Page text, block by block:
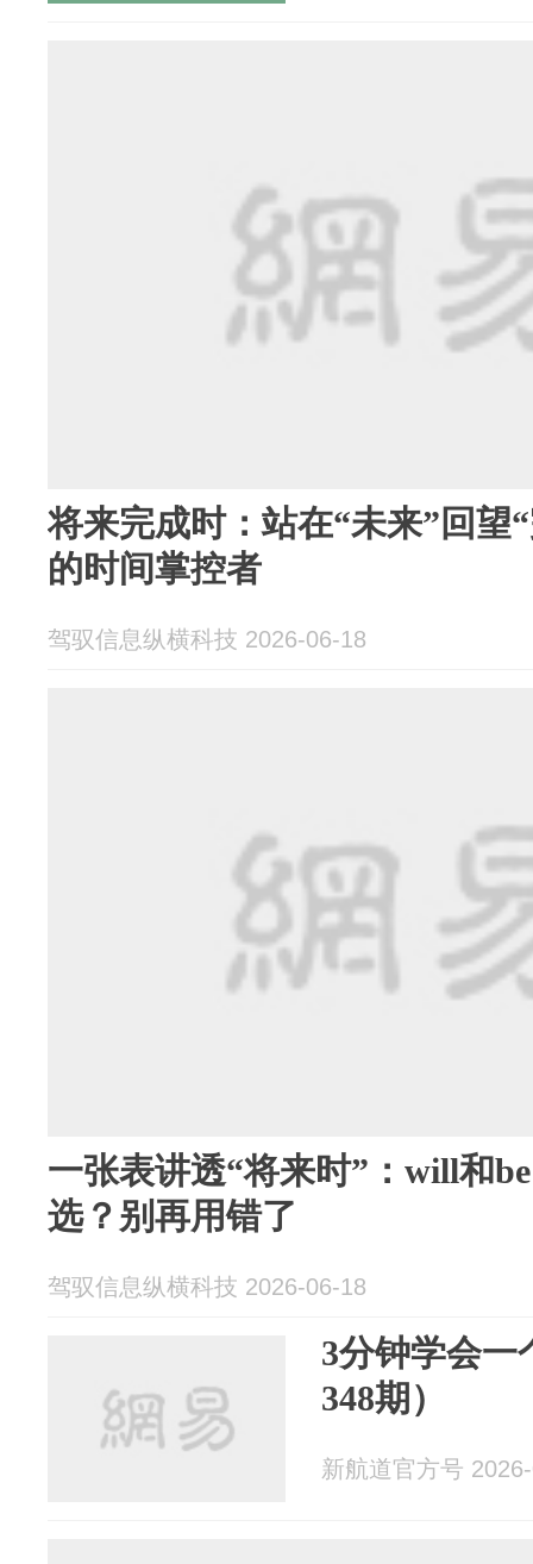
将来完成时：站在“未来”回望
的时间掌控者
驾驭信息纵横科技 2026-06-18
一张表讲透“将来时”：will和
选？别再用错了
驾驭信息纵横科技 2026-06-18
3分钟学会一
348期）
新航道官方号